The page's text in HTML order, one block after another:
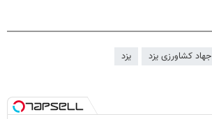
جهاد کشاورزی یزد یزد